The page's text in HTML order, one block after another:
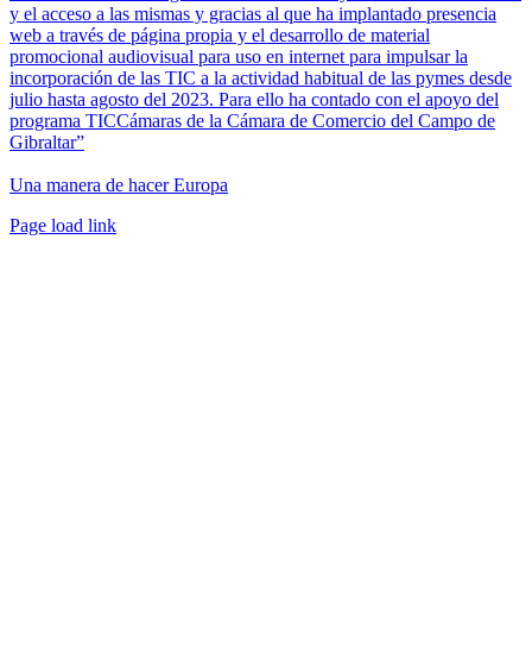
y el acceso a las mismas y gracias al que ha implantado presencia
web a través de página propia y el desarrollo de material
promocional audiovisual para uso en internet para impulsar la
incorporación de las TIC a la actividad habitual de las pymes desde
julio hasta agosto del 2023. Para ello ha contado con el apoyo del
programa TICCámaras de la Cámara de Comercio del Campo de
Gibraltar”
Una manera de hacer Europa
Facebook
Twitter
Instagram
Pinterest
Page load link